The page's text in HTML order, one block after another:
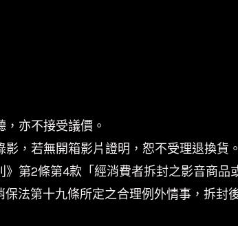
亦不接受議價。
，若無開箱影片證明，恕不受理退換貨。
第2條第4款「經消費者拆封之影音商
法第十九條所定之合理例外情事，拆封